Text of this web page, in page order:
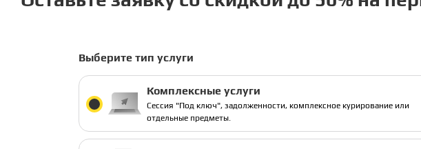
Выберите тип услуги
Комплексные услуги
Сессия "Под ключ", задолженности, комплексное курирование или
отдельные предметы.